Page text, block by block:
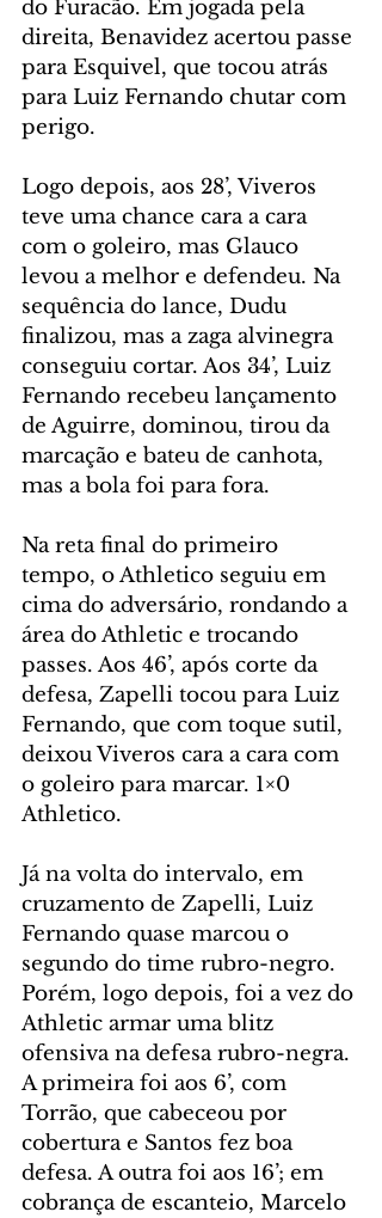
do Furacão. Em jogada pela
direita, Benavidez acertou passe
para Esquivel, que tocou atrás
para Luiz Fernando chutar com
perigo.
Logo depois, aos 28’, Viveros
teve uma chance cara a cara
com o goleiro, mas Glauco
levou a melhor e defendeu. Na
sequência do lance, Dudu
finalizou, mas a zaga alvinegra
conseguiu cortar. Aos 34’, Luiz
Fernando recebeu lançamento
de Aguirre, dominou, tirou da
marcação e bateu de canhota,
mas a bola foi para fora.
Na reta final do primeiro
tempo, o Athletico seguiu em
cima do adversário, rondando a
área do Athletic e trocando
passes. Aos 46’, após corte da
defesa, Zapelli tocou para Luiz
Fernando, que com toque sutil,
deixou Viveros cara a cara com
o goleiro para marcar. 1×0
Athletico.
Já na volta do intervalo, em
cruzamento de Zapelli, Luiz
Fernando quase marcou o
segundo do time rubro-negro.
Porém, logo depois, foi a vez do
Athletic armar uma blitz
ofensiva na defesa rubro-negra.
A primeira foi aos 6’, com
Torrão, que cabeceou por
cobertura e Santos fez boa
defesa. A outra foi aos 16’; em
cobrança de escanteio, Marcelo